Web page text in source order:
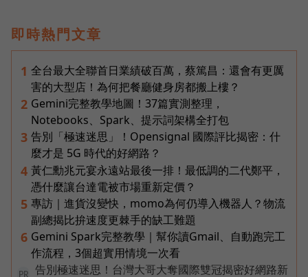
即時熱門文章
1 全台最大全聯首日業績破百萬，蔡篤昌：還會有更厲
害的大型店！為何把餐廳健身房都搬上樓？
2 Gemini完整教學地圖！37篇實測整理，
Notebooks、Spark、提示詞架構全打包
3 告別「極速迷思」！Opensignal 國際評比揭密：什
麼才是 5G 時代的好網路？
4 黃仁勳兆元宴永遠站最後一排！最低調的二代鄭平，
憑什麼讓台達電被市場重新定價？
5 專訪｜進貨沒變快，momo為何仍導入機器人？物流
副總揭比拚速度更棘手的缺工難題
6 Gemini Spark完整教學｜幫你讀Gmail、自動跑完工
作流程，3個超實用情境一次看
PR 告別極速迷思！台灣大哥大奪國際雙冠揭密好網路新